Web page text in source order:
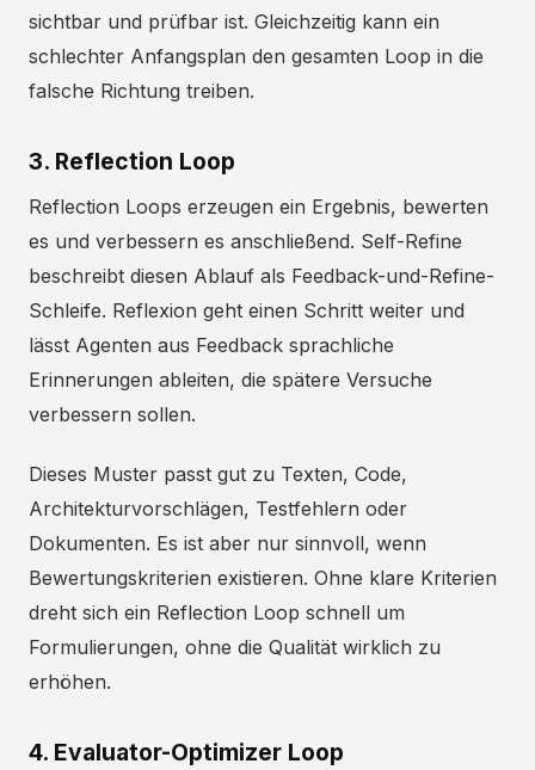
sichtbar und prüfbar ist. Gleichzeitig kann ein
schlechter Anfangsplan den gesamten Loop in die
falsche Richtung treiben.
3. Reflection Loop
Reflection Loops erzeugen ein Ergebnis, bewerten
es und verbessern es anschließend. Self-Refine
beschreibt diesen Ablauf als Feedback-und-Refine-
Schleife. Reflexion geht einen Schritt weiter und
lässt Agenten aus Feedback sprachliche
Erinnerungen ableiten, die spätere Versuche
verbessern sollen.
Dieses Muster passt gut zu Texten, Code,
Architekturvorschlägen, Testfehlern oder
Dokumenten. Es ist aber nur sinnvoll, wenn
Bewertungskriterien existieren. Ohne klare Kriterien
dreht sich ein Reflection Loop schnell um
Formulierungen, ohne die Qualität wirklich zu
erhöhen.
4. Evaluator-Optimizer Loop